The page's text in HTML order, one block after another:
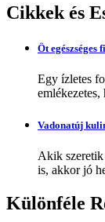
Cikkek és
Öt egészséges
Egy ízletes
emlékezetes,
Vadonatúj
Akik szeretik
is, akkor jó
Különféle